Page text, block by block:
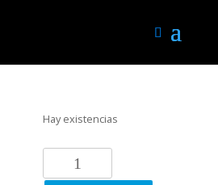
Hay existencias
275/45R18
103Y